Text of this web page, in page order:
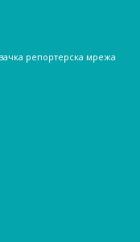
репортерска мрежа